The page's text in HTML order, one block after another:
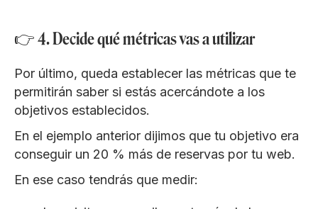
👉 4. Decide qué métricas vas a utilizar
Por último, queda establecer las métricas que te
permitirán saber si estás acercándote a los
objetivos establecidos.
En el ejemplo anterior dijimos que tu objetivo era
conseguir un 20 % más de reservas por tu web.
En ese caso tendrás que medir: